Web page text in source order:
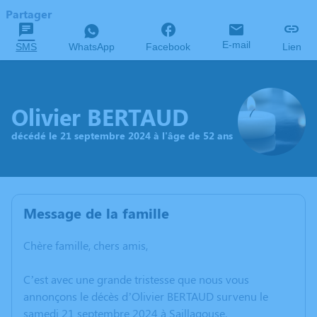
Partager
SMS WhatsApp Facebook E-mail Lien
Olivier BERTAUD
décédé le 21 septembre 2024 à l'âge de 52 ans
Message de la famille
Chère famille, chers amis,
C’est avec une grande tristesse que nous vous
annonçons le décès d’Olivier BERTAUD survenu le
samedi 21 septembre 2024 à Saillagouse.